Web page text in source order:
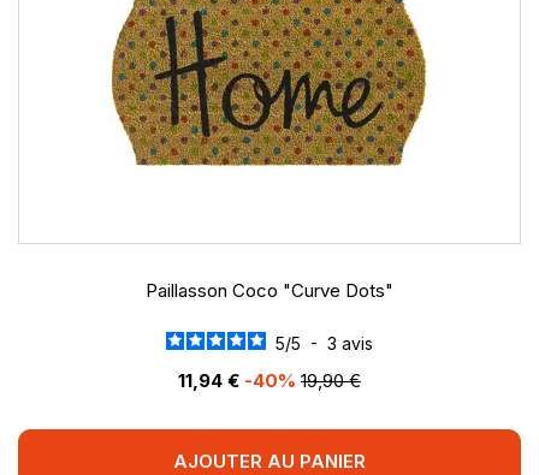
Paillasson Coco "Curve Dots"
5/5 - 3 avis
11,94 € -40% 19,90 €
AJOUTER AU PANIER